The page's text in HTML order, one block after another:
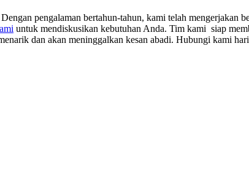
pengalaman bertahun-tahun, kami telah mengerjakan
untuk mendiskusikan kebutuhan Anda. Tim kami siap
dan akan meninggalkan kesan abadi. Hubungi kami